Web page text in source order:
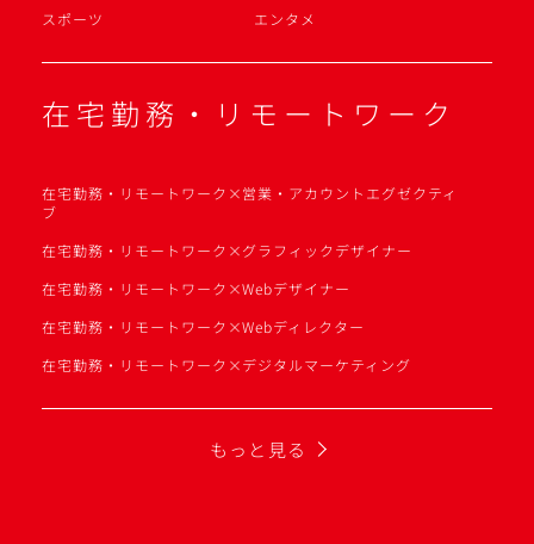
スポーツ
エンタメ
在宅勤務・リモートワーク
在宅勤務・リモートワーク×営業・アカウントエグゼクティ
ブ
在宅勤務・リモートワーク×グラフィックデザイナー
在宅勤務・リモートワーク×Webデザイナー
在宅勤務・リモートワーク×Webディレクター
在宅勤務・リモートワーク×デジタルマーケティング
もっと見る